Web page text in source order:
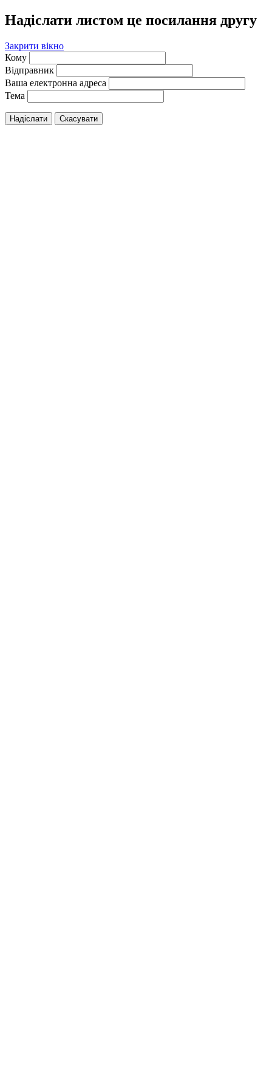
Надіслати листом це посилання другу
Закрити вікно
Кому
Відправник
Ваша електронна адреса
Тема
Надіслати Скасувати